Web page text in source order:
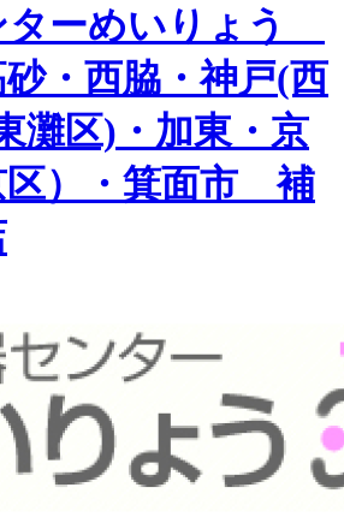
ターめいりょう
・西脇・神戸(西
灘区)・加東・京
区）・箕面市 補